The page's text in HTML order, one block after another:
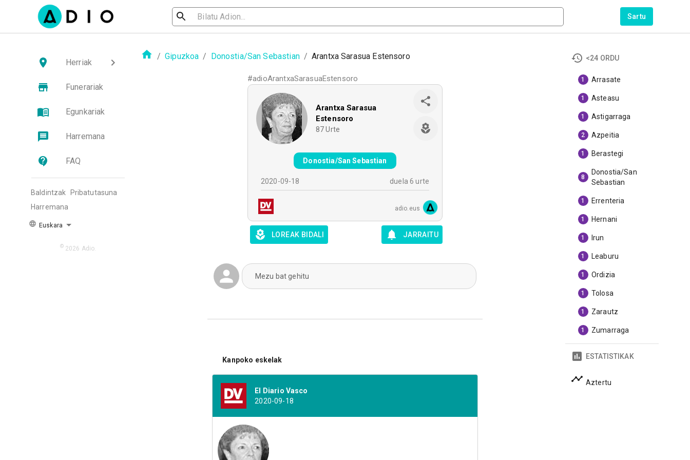
Sartu
Herriak
Funerariak
Egunkariak
Harremana
FAQ
Baldintzak
Pribatutasuna
Harremana
Euskara
© 2026 Adio.
/ Gipuzkoa / Donostia/San Sebastian / Arantxa Sarasua Estensoro
#adioArantxaSarasuaEstensoro
Arantxa Sarasua
Estensoro
87 Urte
Donostia/San Sebastian
2020-09-18 duela 6 urte
adio.eus
LOREAK BIDALI JARRAITU
Mezu bat gehitu
Kanpoko eskelak
El Diario Vasco
2020-09-18
<24 ORDU
1 Arrasate
1 Asteasu
1 Astigarraga
2 Azpeitia
1 Berastegi
8
Donostia/San
Sebastian
1 Errenteria
1 Hernani
1 Irun
1 Leaburu
1 Ordizia
1 Tolosa
1 Zarautz
1 Zumarraga
ESTATISTIKAK
Aztertu